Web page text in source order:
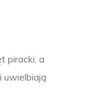
piracki, a
uwielbiają